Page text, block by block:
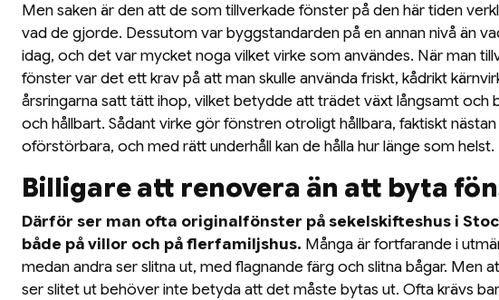
Men saken är den att de som tillverkade fönster på den här tiden
vad de gjorde. Dessutom var byggstandarden på en annan nivå än
idag, och det var mycket noga vilket virke som användes. När man
fönster var det ett krav på att man skulle använda friskt, kådrikt
årsringarna satt tätt ihop, vilket betydde att trädet växt långsamt och
och hållbart. Sådant virke gör fönstren otroligt hållbara, faktiskt nästan
oförstörbara, och med rätt underhåll kan de hålla hur länge som helst.
Billigare att renovera än att byta
Därför ser man ofta originalfönster på sekelskifteshus i
både på villor och på flerfamiljshus. Många är fortfarande i
medan andra ser slitna ut, med flagnande färg och slitna bågar. Men
ser slitet ut behöver inte betyda att det måste bytas ut. Ofta krävs